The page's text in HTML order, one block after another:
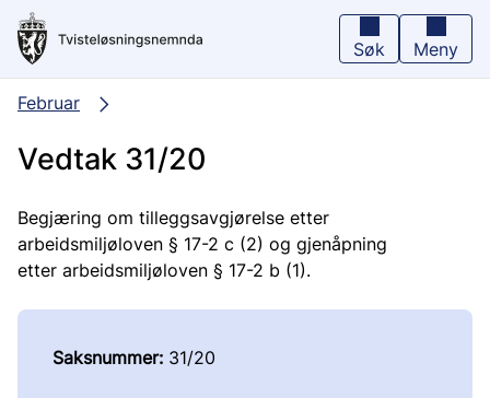
Hopp
hovedinnhold
Søk Meny
Februar
Vedtak 31/20
Begjæring om tilleggsavgjørelse etter
arbeidsmiljøloven § 17-2 c (2) og gjenåpning
etter arbeidsmiljøloven § 17-2 b (1).
Saksnummer: 31/20